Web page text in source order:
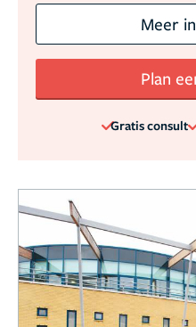
Meer
Plan
Gratis consult